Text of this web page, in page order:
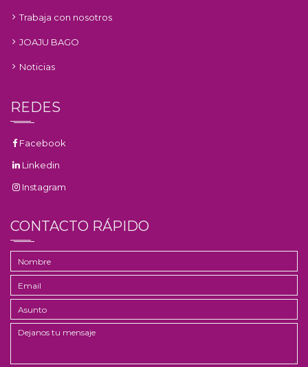
Trabaja con nosotros
JOAJU BAGO
Noticias
REDES
Facebook
Linkedin
Instagram
CONTACTO RÁPIDO